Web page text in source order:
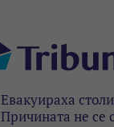
Евакуираха
Причината не се